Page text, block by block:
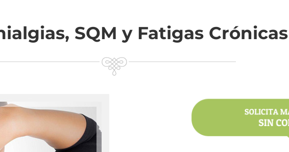
SQM y Fatigas Crónicas